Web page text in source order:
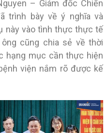
– Giám đốc Chiến
trình bày về ý nghĩa và
này vào tình thực thực tế
cũng chia sẻ về thời
hạng mục cần thực hiện
viện nắm rõ được kế